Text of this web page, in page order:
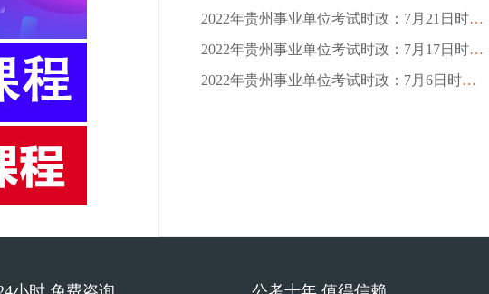
2022年贵州事业单位考试时政：7月21日时政热点
2022年贵州事业单位考试时政：7月17日时政热点
2022年贵州事业单位考试时政：7月6日时政热点